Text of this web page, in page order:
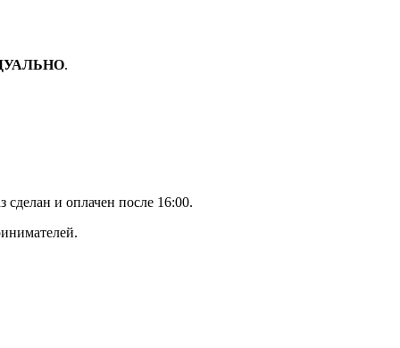
.
сделан и оплачен после 16:00.